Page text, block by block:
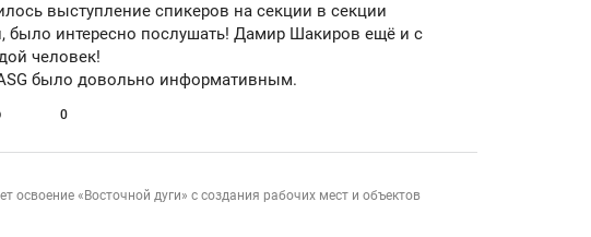
выступление спикеров на секции в секции
было интересно послушать! Дамир Шакиров ещё и с
человек!
было довольно информативным.
0
освоение «Восточной дуги» с создания рабочих мест и объектов
Рекомендуем
150 камер до квартиры и Face
ID вместо ключа: какой будет
безопасность в ЖК «Нова»
Рекомендуем
Опыт выживания в дикой